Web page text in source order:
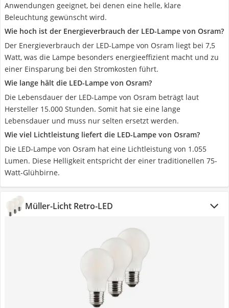
Anwendungen geeignet, bei denen eine helle, klare
Beleuchtung gewünscht wird.
Wie hoch ist der Energieverbrauch der LED-Lampe von Osram?
Der Energieverbrauch der LED-Lampe von Osram liegt bei 7,5
Watt, was die Lampe besonders energieeffizient macht und zu
einer Einsparung bei den Stromkosten führt.
Wie lange hält die LED-Lampe von Osram?
Die Lebensdauer der LED-Lampe von Osram beträgt laut
Hersteller 15.000 Stunden. Somit hat sie eine lange
Lebensdauer und muss nur selten ersetzt werden.
Wie viel Lichtleistung liefert die LED-Lampe von Osram?
Die LED-Lampe von Osram hat eine Lichtleistung von 1.055
Lumen. Diese Helligkeit entspricht der einer traditionellen 75-
Watt-Glühbirne.
Müller-Licht Retro-LED